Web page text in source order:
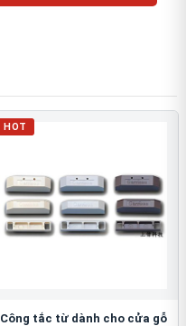
HOT
Công tắc từ dành cho cửa gỗ